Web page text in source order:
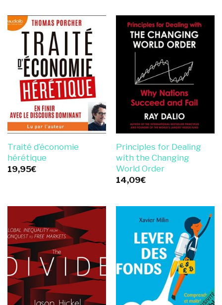
Traité d’économie
hérétique
19,95€
Principles for Dealing
with the Changing
World Order
14,09€